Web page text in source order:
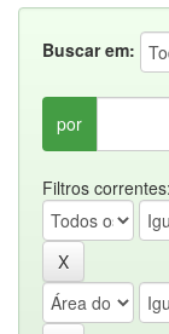
Buscar em:
por
Filtros correntes: